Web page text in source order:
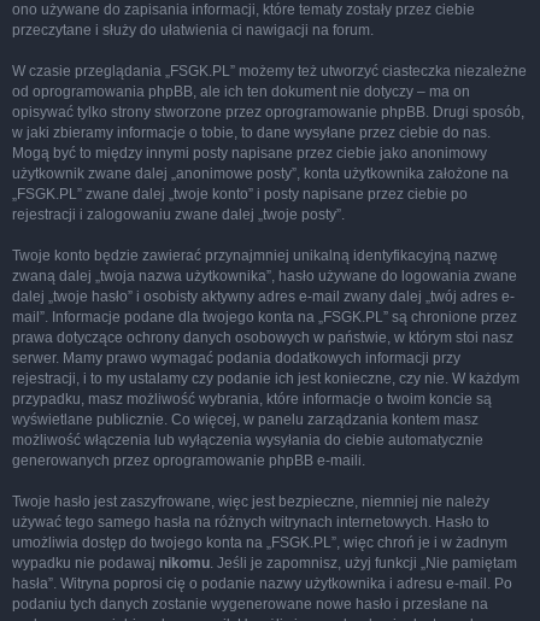
ono używane do zapisania informacji, które tematy zostały przez ciebie
przeczytane i służy do ułatwienia ci nawigacji na forum.
W czasie przeglądania „FSGK.PL” możemy też utworzyć ciasteczka niezależne
od oprogramowania phpBB, ale ich ten dokument nie dotyczy – ma on
opisywać tylko strony stworzone przez oprogramowanie phpBB. Drugi sposób,
w jaki zbieramy informacje o tobie, to dane wysyłane przez ciebie do nas.
Mogą być to między innymi posty napisane przez ciebie jako anonimowy
użytkownik zwane dalej „anonimowe posty”, konta użytkownika założone na
„FSGK.PL” zwane dalej „twoje konto” i posty napisane przez ciebie po
rejestracji i zalogowaniu zwane dalej „twoje posty”.
Twoje konto będzie zawierać przynajmniej unikalną identyfikacyjną nazwę
zwaną dalej „twoja nazwa użytkownika”, hasło używane do logowania zwane
dalej „twoje hasło” i osobisty aktywny adres e-mail zwany dalej „twój adres e-
mail”. Informacje podane dla twojego konta na „FSGK.PL” są chronione przez
prawa dotyczące ochrony danych osobowych w państwie, w którym stoi nasz
serwer. Mamy prawo wymagać podania dodatkowych informacji przy
rejestracji, i to my ustalamy czy podanie ich jest konieczne, czy nie. W każdym
przypadku, masz możliwość wybrania, które informacje o twoim koncie są
wyświetlane publicznie. Co więcej, w panelu zarządzania kontem masz
możliwość włączenia lub wyłączenia wysyłania do ciebie automatycznie
generowanych przez oprogramowanie phpBB e-maili.
Twoje hasło jest zaszyfrowane, więc jest bezpieczne, niemniej nie należy
używać tego samego hasła na różnych witrynach internetowych. Hasło to
umożliwia dostęp do twojego konta na „FSGK.PL”, więc chroń je i w żadnym
wypadku nie podawaj nikomu. Jeśli je zapomnisz, użyj funkcji „Nie pamiętam
hasła”. Witryna poprosi cię o podanie nazwy użytkownika i adresu e-mail. Po
podaniu tych danych zostanie wygenerowane nowe hasło i przesłane na